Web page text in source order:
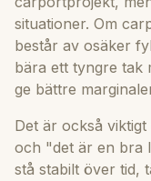
situationer. Om
består av osäker
bära ett tyngre tak
ge bättre
Det är också
och "det är en bra
stå stabilt över tid,